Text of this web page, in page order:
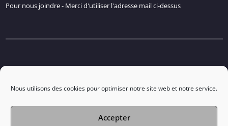
Nous utilisons des cookies pour optimiser notre site web et notre service.
Accepter
Pour nous joindre - Merci d'utiliser l'adresse mail ci-dessus